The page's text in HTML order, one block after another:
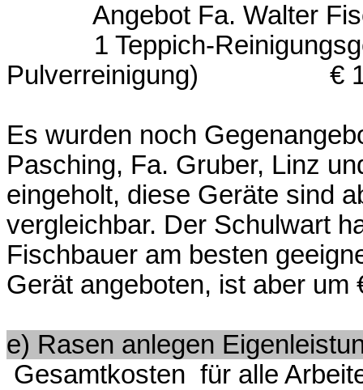
Angebot Fa. Walter
1 Teppich-
Pulverreinigung) €
Es wurden noch
Pasching, Fa. Gruber, Linz
eingeholt, diese Geräte sind
vergleichbar. Der Schulwart
Fischbauer am besten
Gerät angeboten, ist aber um
e) Rasen anlegen
Gesamtkosten für alle